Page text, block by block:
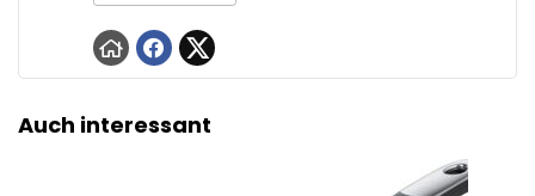
Auch interessant